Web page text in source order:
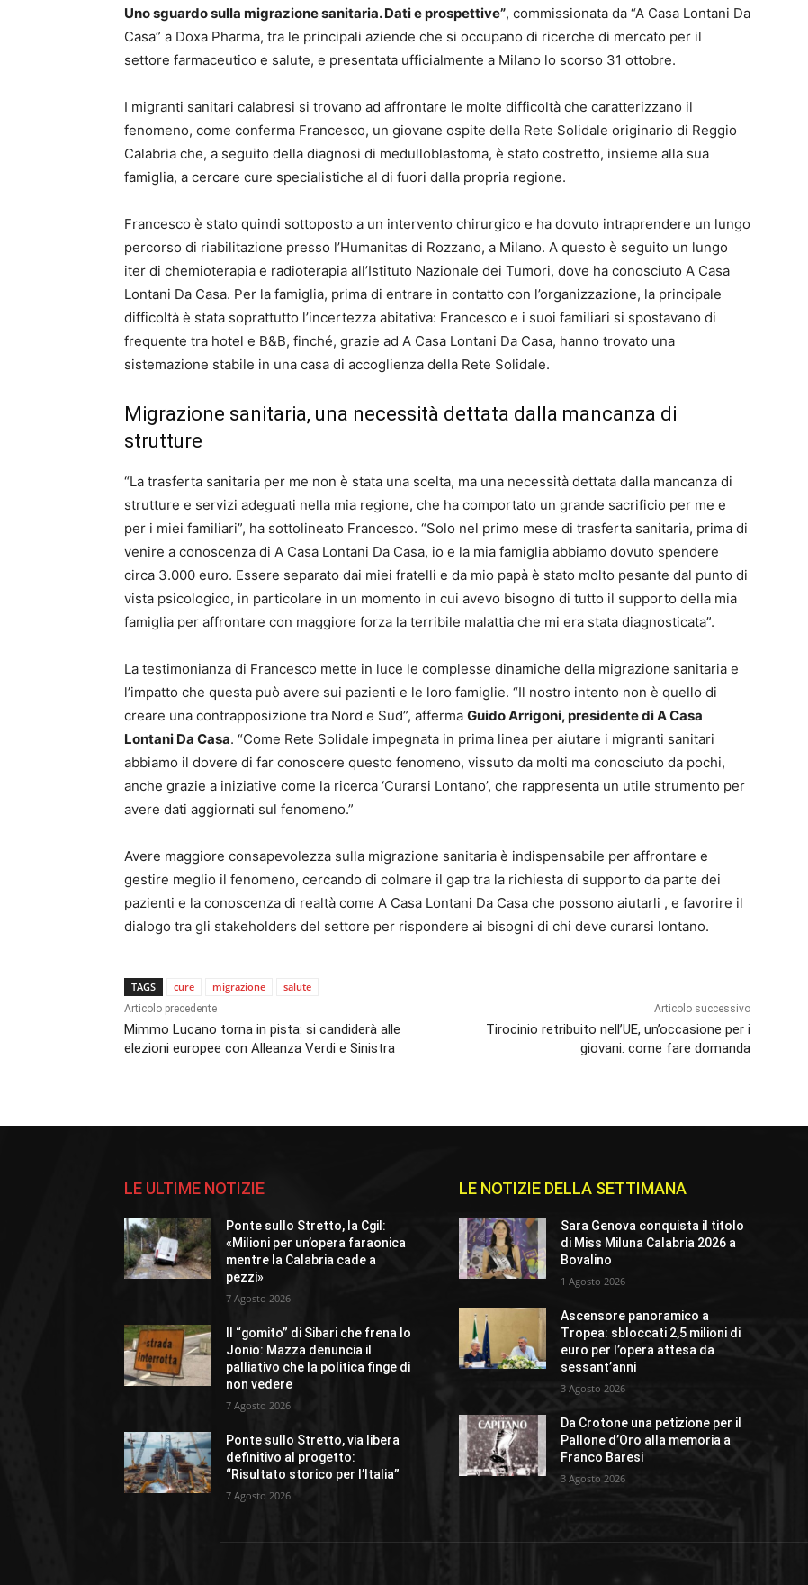
Uno sguardo sulla migrazione sanitaria. Dati e prospettive”, commissionata da “A Casa Lontani Da
Casa” a Doxa Pharma, tra le principali aziende che si occupano di ricerche di mercato per il
settore farmaceutico e salute, e presentata ufficialmente a Milano lo scorso 31 ottobre.
I migranti sanitari calabresi si trovano ad affrontare le molte difficoltà che caratterizzano il
fenomeno, come conferma Francesco, un giovane ospite della Rete Solidale originario di Reggio
Calabria che, a seguito della diagnosi di medulloblastoma, è stato costretto, insieme alla sua
famiglia, a cercare cure specialistiche al di fuori dalla propria regione.
Francesco è stato quindi sottoposto a un intervento chirurgico e ha dovuto intraprendere un lungo
percorso di riabilitazione presso l’Humanitas di Rozzano, a Milano. A questo è seguito un lungo
iter di chemioterapia e radioterapia all’Istituto Nazionale dei Tumori, dove ha conosciuto A Casa
Lontani Da Casa. Per la famiglia, prima di entrare in contatto con l’organizzazione, la principale
difficoltà è stata soprattutto l’incertezza abitativa: Francesco e i suoi familiari si spostavano di
frequente tra hotel e B&B, finché, grazie ad A Casa Lontani Da Casa, hanno trovato una
sistemazione stabile in una casa di accoglienza della Rete Solidale.
Migrazione sanitaria, una necessità dettata dalla mancanza di
strutture
“La trasferta sanitaria per me non è stata una scelta, ma una necessità dettata dalla mancanza di
strutture e servizi adeguati nella mia regione, che ha comportato un grande sacrificio per me e
per i miei familiari”, ha sottolineato Francesco. “Solo nel primo mese di trasferta sanitaria, prima di
venire a conoscenza di A Casa Lontani Da Casa, io e la mia famiglia abbiamo dovuto spendere
circa 3.000 euro. Essere separato dai miei fratelli e da mio papà è stato molto pesante dal punto di
vista psicologico, in particolare in un momento in cui avevo bisogno di tutto il supporto della mia
famiglia per affrontare con maggiore forza la terribile malattia che mi era stata diagnosticata”.
La testimonianza di Francesco mette in luce le complesse dinamiche della migrazione sanitaria e
l’impatto che questa può avere sui pazienti e le loro famiglie. “Il nostro intento non è quello di
creare una contrapposizione tra Nord e Sud”, afferma Guido Arrigoni, presidente di A Casa
Lontani Da Casa. “Come Rete Solidale impegnata in prima linea per aiutare i migranti sanitari
abbiamo il dovere di far conoscere questo fenomeno, vissuto da molti ma conosciuto da pochi,
anche grazie a iniziative come la ricerca ‘Curarsi Lontano’, che rappresenta un utile strumento per
avere dati aggiornati sul fenomeno.”
Avere maggiore consapevolezza sulla migrazione sanitaria è indispensabile per affrontare e
gestire meglio il fenomeno, cercando di colmare il gap tra la richiesta di supporto da parte dei
pazienti e la conoscenza di realtà come A Casa Lontani Da Casa che possono aiutarli , e favorire il
dialogo tra gli stakeholders del settore per rispondere ai bisogni di chi deve curarsi lontano.
TAGS cure migrazione salute
Articolo precedente
Mimmo Lucano torna in pista: si candiderà alle
elezioni europee con Alleanza Verdi e Sinistra
Articolo successivo
Tirocinio retribuito nell’UE, un’occasione per i
giovani: come fare domanda
LE ULTIME NOTIZIE
Ponte sullo Stretto, la Cgil:
«Milioni per un’opera faraonica
mentre la Calabria cade a
pezzi»
7 Agosto 2026
Il “gomito” di Sibari che frena lo
Jonio: Mazza denuncia il
palliativo che la politica finge di
non vedere
7 Agosto 2026
Ponte sullo Stretto, via libera
definitivo al progetto:
“Risultato storico per l’Italia”
7 Agosto 2026
LE NOTIZIE DELLA SETTIMANA
Sara Genova conquista il titolo
di Miss Miluna Calabria 2026 a
Bovalino
1 Agosto 2026
Ascensore panoramico a
Tropea: sbloccati 2,5 milioni di
euro per l’opera attesa da
sessant’anni
3 Agosto 2026
Da Crotone una petizione per il
Pallone d’Oro alla memoria a
Franco Baresi
3 Agosto 2026